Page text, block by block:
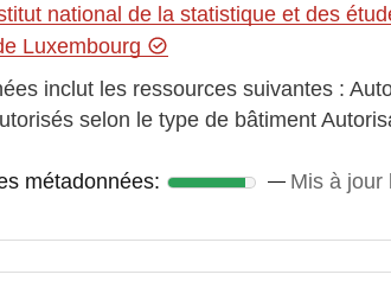
canton
national de la statistique et des
Luxembourg
inclut les ressources suivantes :
selon le type de bâtiment
métadonnées: Mis à jour